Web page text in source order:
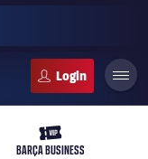
ticket-vip
BARÇA BUSINESS